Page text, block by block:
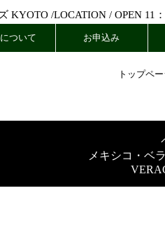
KYOTO /LOCATION / OPEN 11
ついて お申込み
トップペ
メキシコ・ベ